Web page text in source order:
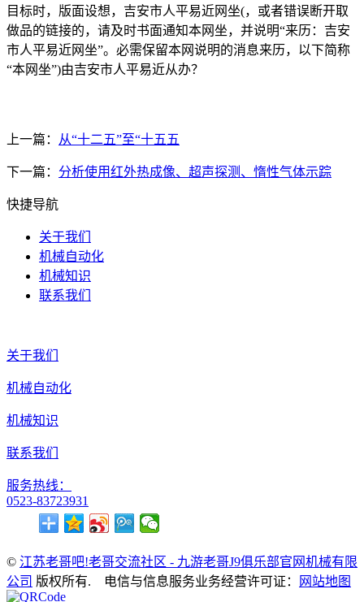
目标时，版面设想，吉安市人平易近网坐(，或者错误断开取
做品的链接的，请及时书面通知本网坐，并说明“来历：吉安
市人平易近网坐”。必需保留本网说明的消息来历，以下简称
“本网坐”)由吉安市人平易近从办？
上一篇： 从“十二五”至“十五五
下一篇： 分析使用红外热成像、超声探测、惰性气体示踪
快捷导航
关于我们
机械自动化
机械知识
联系我们
关于我们
机械自动化
机械知识
联系我们
服务热线：
0523-83723931
© 江苏老哥吧!老哥交流社区 - 九游老哥J9俱乐部官网机械有限
公司 版权所有. 电信与信息服务业务经营许可证： 网站地图